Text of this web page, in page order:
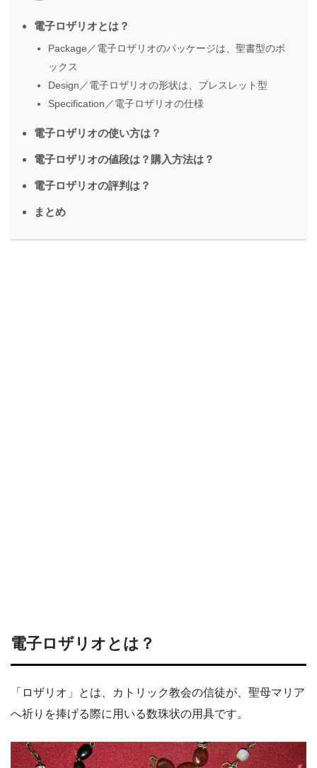
電子ロザリオとは？
Package／電子ロザリオのパッケージは、聖書型のボ
ックス
Design／電子ロザリオの形状は、ブレスレット型
Specification／電子ロザリオの仕様
電子ロザリオの使い方は？
電子ロザリオの値段は？購入方法は？
電子ロザリオの評判は？
まとめ
電子ロザリオとは？
「ロザリオ」とは、カトリック教会の信徒が、聖母マリア
へ祈りを捧げる際に用いる数珠状の用具です。